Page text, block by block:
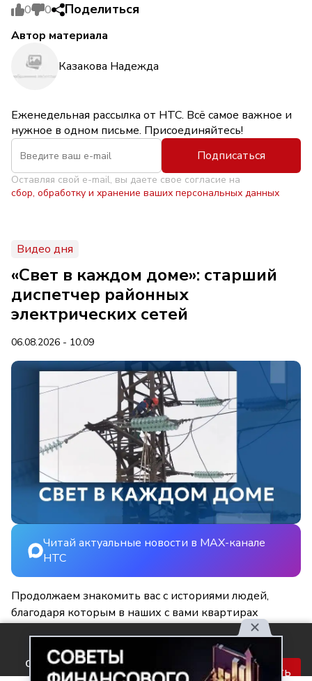
0 0 Поделиться
Автор материала
Казакова Надежда
Еженедельная рассылка от НТС. Всё самое важное и
нужное в одном письме. Присоединяйтесь!
Подписаться
Оставляя свой e-mail, вы даете свое согласие на
сбор, обработку и хранение ваших персональных данных
Видео дня
«Свет в каждом доме»: старший
диспетчер районных
электрических сетей
06.08.2026 - 10:09
Читай актуальные новости в MAX-канале
НТС
Продолжаем знакомить вас с историями людей,
благодаря которым в наших с вами квартирах
соглашаетесь с правилами
Принять